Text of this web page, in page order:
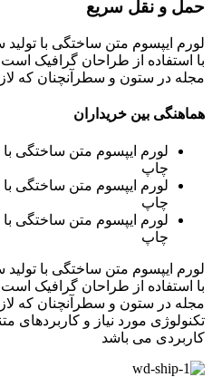
حمل و نقل سریع
لورم ایپسوم متن ساختگی با
با استفاده از طراحان گرافیک
مجله در ستون و سطرآنچنان که
هماهنگی بین خریداران
لورم ایپسوم متن ساختگی
چاپ
لورم ایپسوم متن ساختگی
چاپ
لورم ایپسوم متن ساختگی
چاپ
لورم ایپسوم متن ساختگی با
با استفاده از طراحان گرافیک
مجله در ستون و سطرآنچنان که
تکنولوژی مورد نیاز و کاربردهای
کاربردی می باشد